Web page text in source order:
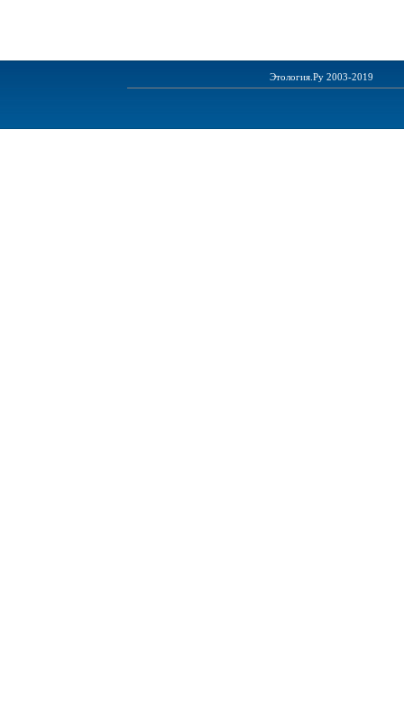
Этология.Ру 2003-2019